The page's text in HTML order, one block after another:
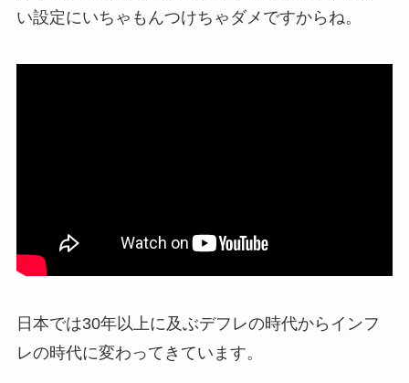
い設定にいちゃもんつけちゃダメですからね。
日本では30年以上に及ぶデフレの時代からインフ
レの時代に変わってきています。